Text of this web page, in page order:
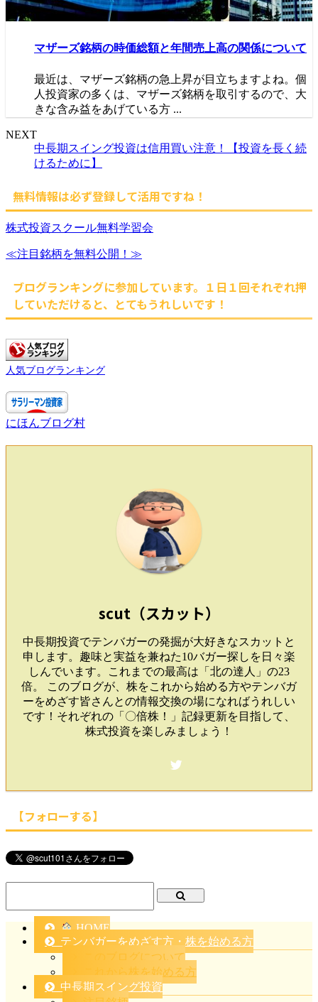
マザーズ銘柄の時価総額と年間売上高の関係について
最近は、マザーズ銘柄の急上昇が目立ちますよね。個
人投資家の多くは、マザーズ銘柄を取引するので、大
きな含み益をあげている方 ...
NEXT
中長期スイング投資は信用買い注意！【投資を長く続
けるために】
無料情報は必ず登録して活用ですね！
株式投資スクール無料学習会
≪注目銘柄を無料公開！≫
ブログランキングに参加しています。１日１回それぞれ押
していただけると、とてもうれしいです！
人気ブログランキング
にほんブログ村
scut（スカット）
中長期投資でテンバガーの発掘が大好きなスカットと
申します。趣味と実益を兼ねた10バガー探しを日々楽
しんでいます。これまでの最高は「北の達人」の23
倍。 このブログが、株をこれから始める方やテンバガ
ーをめざす皆さんとの情報交換の場になればうれしい
です！それぞれの「〇倍株！」記録更新を目指して、
株式投資を楽しみましょう！
【フォローする】
HOME
テンバガーをめざす方・株を始める方
このブログについて
これから株を始める方
中長期スイング投資